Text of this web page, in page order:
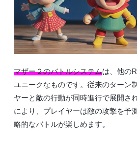
マザー２のバトルシステムは、他の
ユニークなものです。従来のターン
ヤーと敵の行動が同時進行で展開さ
により、プレイヤーは敵の攻撃を予
略的なバトルが楽しめます。